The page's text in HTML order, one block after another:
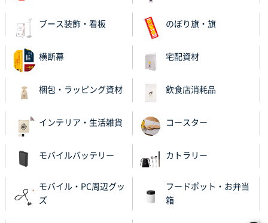
ブース装飾・看板 のぼり旗・旗
横断幕 宅配資材
梱包・ラッピング資材 飲食店消耗品
インテリア・生活雑貨 コースター
モバイルバッテリー カトラリー
モバイル・PC周辺グッ
ズ
フードポット・お弁当
箱